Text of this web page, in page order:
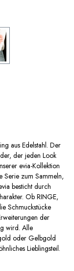
aus Edelstahl. Der
der jeden Look
evia-Kollektion
Serie zum Sammeln,
besticht durch
Ob RINGE,
Schmuckstücke
der
wird. Alle
oder Gelbgold
Lieblingsteil.